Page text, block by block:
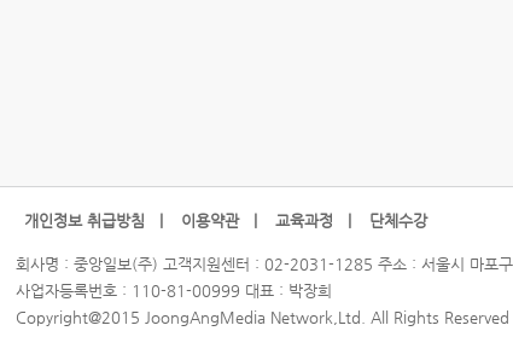
[ENGLISH NEWS]
[ENGLISH NEWS]
[ENGLISH NEWS]
개인정보 취급방침 | 이용약관 | 교육과정 | 단체수강
회사명 : 중앙일보(주) 고객지원센터 : 02-2031-1285 주소 : 서울시 마포
사업자등록번호 : 110-81-00999 대표 : 박장희
Copyright@2015 JoongAngMedia Network,Ltd. All Rights Reserved